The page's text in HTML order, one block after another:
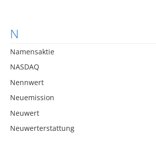
N
Namensaktie
NASDAQ
Nennwert
Neuemission
Neuwert
Neuwerterstattung